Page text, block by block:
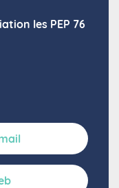
les PEP 76